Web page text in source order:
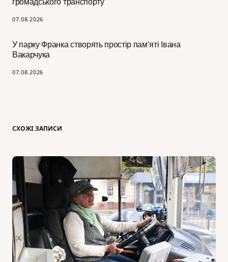
громадського транспорту
07.08.2026
У парку Франка створять простір пам’яті Івана
Вакарчука
07.08.2026
СХОЖІ ЗАПИСИ